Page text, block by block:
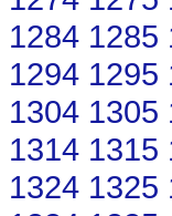
1284 1285
1294 1295
1304 1305
1314 1315
1324 1325